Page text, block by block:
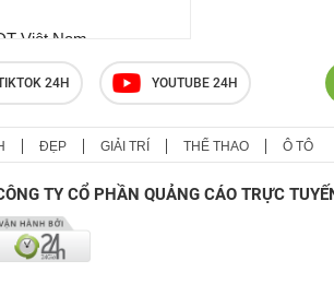
Việt Nam -
Cầu thủ Indonesia hạ
HLV Kim Sang Sik
sạch thông tin về
24H YOUTUBE 24H
ĐẸP GIẢI TRÍ THỂ THAO Ô TÔ
TY CỔ PHẦN QUẢNG CÁO TRỰC